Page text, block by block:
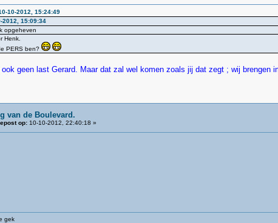
10-2012, 15:24:49
2012, 15:09:34
opgeheven
Henk.
PERS ben?
ook geen last Gerard. Maar dat zal wel komen zoals jij dat zegt ; wij brengen
van de Boulevard.
op:10-10-2012, 22:40:18 »
gek